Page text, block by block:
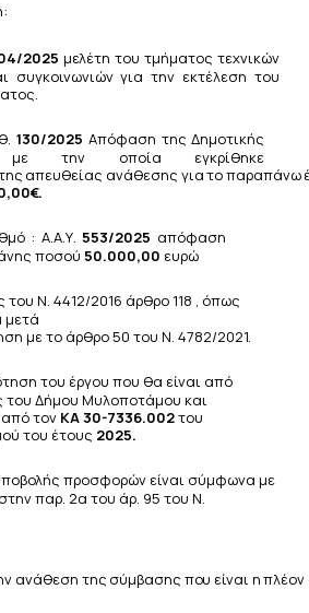
2025 μελέτη του τμήματος τεχνικών
συγκοινωνιών για την εκτέλεση του
130/2025 Απόφαση της Δημοτικής
με την οποία εγκρίθηκε
απευθείας ανάθεσης γιατοπαραπάνω
: Α.Α.Υ.553/2025 απόφαση
ποσού 50.000,00 ευρώ
του Ν. 4412/2016 άρθρο 118 , όπως
μετά
μετο άρθρο50 του Ν. 4782/2021.
του έργου που θα είναι από
του Δήμου Μυλοποτάμου και
τον ΚΑ 30-7336.002του
του έτους 2025.
προσφορών είναι σύμφωνα με
παρ. 2α του άρ. 95 του Ν.
ανάθεση της σύμβασης που είναι ηπλέον